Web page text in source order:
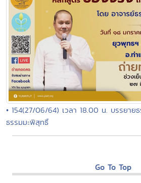
• 154(27/06/64) เวลา 18.00 น. บรรยาย
ธรรมมะพิสุทธิ์
Go To Top